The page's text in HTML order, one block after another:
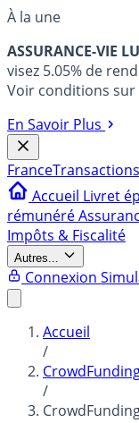
À la une
ASSURANCE-VIE
visez 5.05% de
Voir conditions sur
En Savoir Plus
France
Accueil Livret
rémunéré
Impôts & Fiscalité
Autres...
Connexion
Accueil
/
/